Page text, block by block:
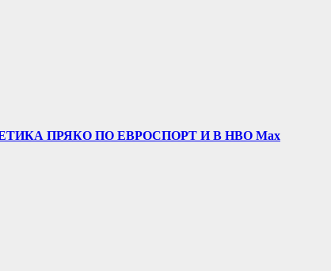
ПРЯКО ПО ЕВРОСПОРТ И В НВО Мах